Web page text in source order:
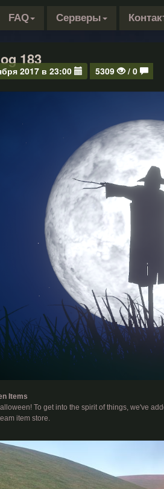
FAQ Серверы
183
2017 в 23:00 5309 / 0
Items
To get into the spirit of things, we've
item store.